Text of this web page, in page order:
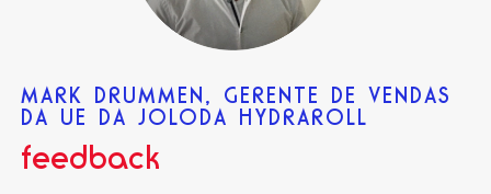
MARK DRUMMEN, GERENTE DE VENDAS
DA UE DA JOLODA HYDRAROLL
feedback